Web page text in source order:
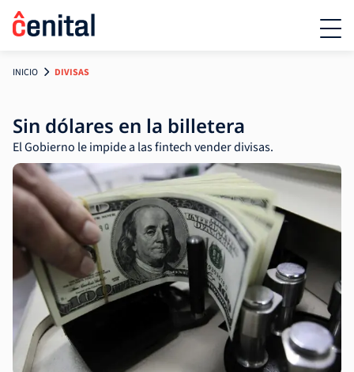
INICIO DIVISAS
Sin dólares en la billetera
El Gobierno le impide a las fintech vender divisas.